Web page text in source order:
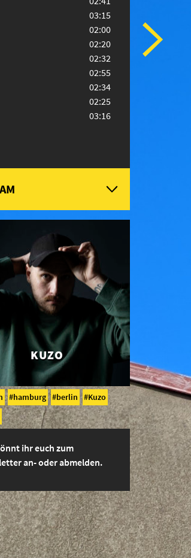
03:15
02:00
02:20
02:32
02:55
02:34
02:25
03:16
KUZO
hamburg berlin
Kuzo
ihr euch zum
an- oder abmelden.